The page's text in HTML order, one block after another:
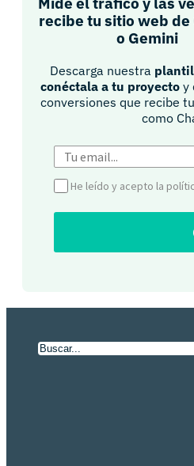
recibe tu sitio web de
o Gemini​
Descarga nuestra
conéctala a tu proyecto y
conversiones que recibe
como
He leído y acepto la